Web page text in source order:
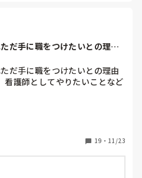
だ手に職をつけたいとの理由
だ手に職をつけたいとの理由
看護師としてやりたいことなど
だ言われたことをやっているよ
で看護師を目指したり、今の
19 ・ 11/23